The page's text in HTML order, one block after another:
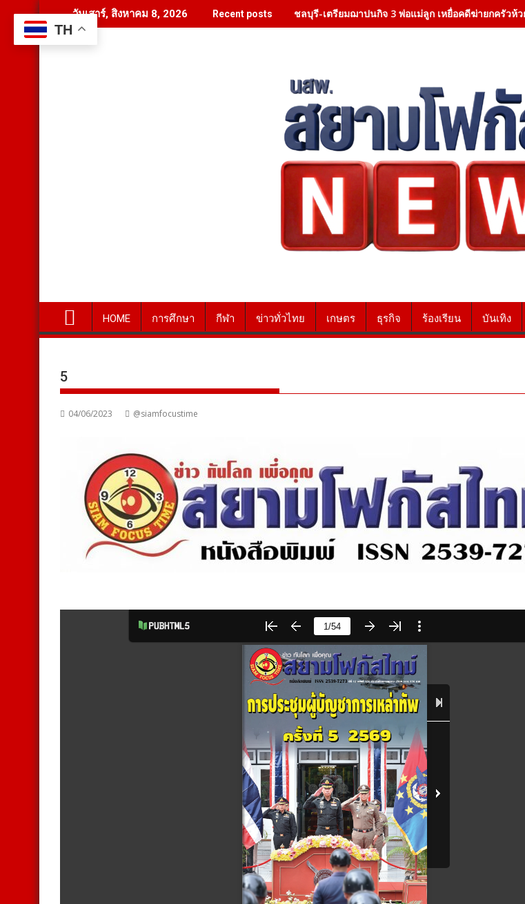
to
content
วันเสาร์, สิงหาคม 8, 2026 Recent posts ชลบุรี-เตรียมฌาปนกิจ 3 พ่อแม่ลูก เหยื่อคดีฆ่ายกครัวห้
HOME การศึกษา กีฬา ข่าวทั่วไทย เกษตร ธุรกิจ ร้องเรียน บันเทิง
5
04/06/2023 @siamfocustime
TH